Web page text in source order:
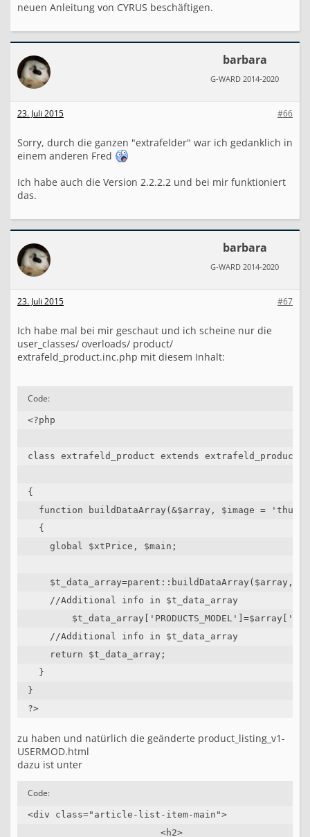
neuen Anleitung von CYRUS beschäftigen.
barbara
G-WARD 2014-2020
#66
23. Juli 2015
Sorry, durch die ganzen "extrafelder" war ich gedanklich in
einem anderen Fred
Ich habe auch die Version 2.2.2.2 und bei mir funktioniert
das.
barbara
G-WARD 2014-2020
#67
23. Juli 2015
Ich habe mal bei mir geschaut und ich scheine nur die
user_classes/ overloads/ product/
extrafeld_product.inc.php mit diesem Inhalt:
Code:
<?php
class extrafeld_product extends
{
function buildDataArray(&$array, $image =
  {
    global $xtPrice, $main;
$t_data_array=parent::buildDataArray($array,
    //Additional info in $t_data_array
    //Additional info in $t_data_array
    return $t_data_array;
  }
}
?>
zu haben und natürlich die geänderte product_listing_v1-
USERMOD.html
dazu ist unter
Code:
<div class="article-list-item-main">